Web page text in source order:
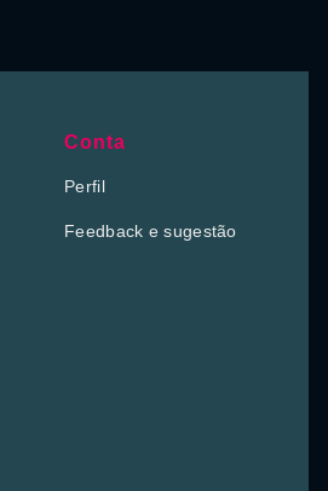
Conta
Perfil
Feedback e sugestão